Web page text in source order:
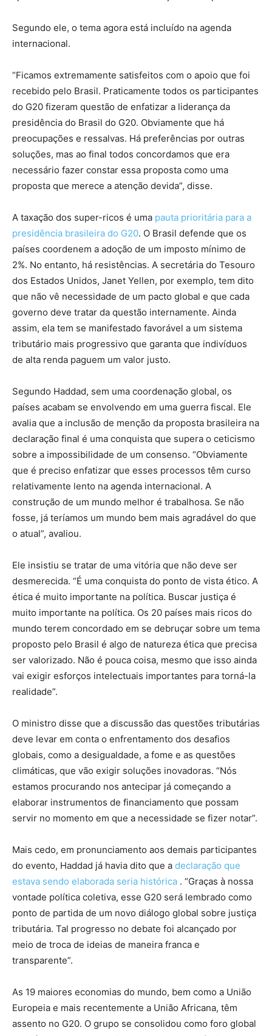
Segundo ele, o tema agora está incluído na agenda
internacional.
“Ficamos extremamente satisfeitos com o apoio que foi
recebido pelo Brasil. Praticamente todos os participantes
do G20 fizeram questão de enfatizar a liderança da
presidência do Brasil do G20. Obviamente que há
preocupações e ressalvas. Há preferências por outras
soluções, mas ao final todos concordamos que era
necessário fazer constar essa proposta como uma
proposta que merece a atenção devida”, disse.
A taxação dos super-ricos é uma pauta prioritária para a
presidência brasileira do G20. O Brasil defende que os
países coordenem a adoção de um imposto mínimo de
2%. No entanto, há resistências. A secretária do Tesouro
dos Estados Unidos, Janet Yellen, por exemplo, tem dito
que não vê necessidade de um pacto global e que cada
governo deve tratar da questão internamente. Ainda
assim, ela tem se manifestado favorável a um sistema
tributário mais progressivo que garanta que indivíduos
de alta renda paguem um valor justo.
Segundo Haddad, sem uma coordenação global, os
países acabam se envolvendo em uma guerra fiscal. Ele
avalia que a inclusão de menção da proposta brasileira na
declaração final é uma conquista que supera o ceticismo
sobre a impossibilidade de um consenso. “Obviamente
que é preciso enfatizar que esses processos têm curso
relativamente lento na agenda internacional. A
construção de um mundo melhor é trabalhosa. Se não
fosse, já teríamos um mundo bem mais agradável do que
o atual”, avaliou.
Ele insistiu se tratar de uma vitória que não deve ser
desmerecida. “É uma conquista do ponto de vista ético. A
ética é muito importante na política. Buscar justiça é
muito importante na política. Os 20 países mais ricos do
mundo terem concordado em se debruçar sobre um tema
proposto pelo Brasil é algo de natureza ética que precisa
ser valorizado. Não é pouca coisa, mesmo que isso ainda
vai exigir esforços intelectuais importantes para torná-la
realidade”.
O ministro disse que a discussão das questões tributárias
deve levar em conta o enfrentamento dos desafios
globais, como a desigualdade, a fome e as questões
climáticas, que vão exigir soluções inovadoras. “Nós
estamos procurando nos antecipar já começando a
elaborar instrumentos de financiamento que possam
servir no momento em que a necessidade se fizer notar”.
Mais cedo, em pronunciamento aos demais participantes
do evento, Haddad já havia dito que a declaração que
estava sendo elaborada seria histórica . “Graças à nossa
vontade política coletiva, esse G20 será lembrado como
ponto de partida de um novo diálogo global sobre justiça
tributária. Tal progresso no debate foi alcançado por
meio de troca de ideias de maneira franca e
transparente”.
As 19 maiores economias do mundo, bem como a União
Europeia e mais recentemente a União Africana, têm
assento no G20. O grupo se consolidou como foro global